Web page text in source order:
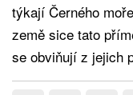
týkají Černého
země sice tato
se obviňují z jejich